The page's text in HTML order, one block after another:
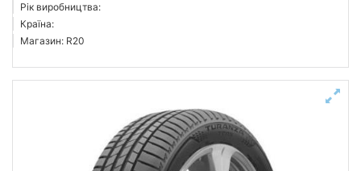
Рік виробництва:
Країна:
Магазин: R20